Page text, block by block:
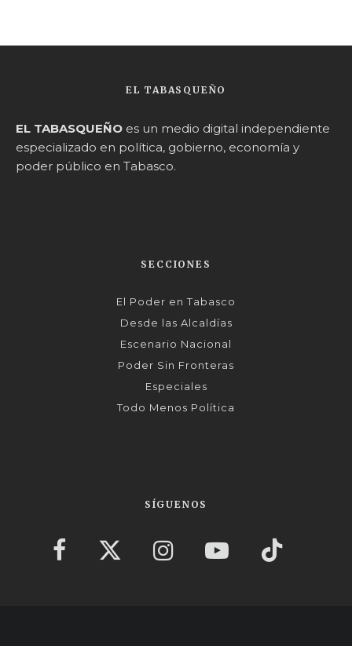
EL TABASQUEÑO
EL TABASQUEÑO es un medio digital independiente
especializado en política, gobierno, economía y
poder público en Tabasco.
SECCIONES
El Poder en Tabasco
Desde las Alcaldías
Escenario Nacional
Poder Sin Fronteras
Especiales
Todo Menos Política
SÍGUENOS